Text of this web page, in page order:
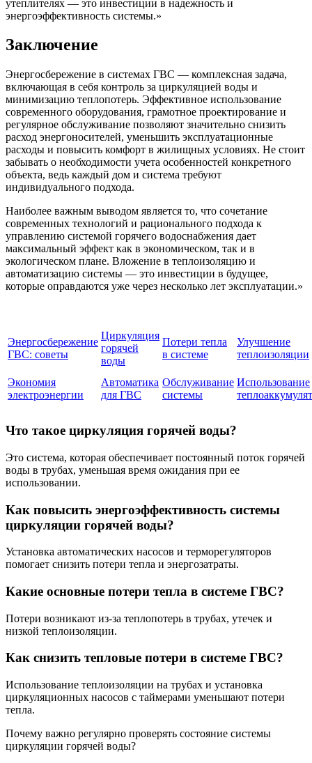
утеплителях — это инвестиции в надежность и
энергоэффективность системы.»
Заключение
Энергосбережение в системах ГВС — комплексная задача,
включающая в себя контроль за циркуляцией воды и
минимизацию теплопотерь. Эффективное использование
современного оборудования, грамотное проектирование и
регулярное обслуживание позволяют значительно снизить
расход энергоносителей, уменьшить эксплуатационные
расходы и повысить комфорт в жилищных условиях. Не стоит
забывать о необходимости учета особенностей конкретного
объекта, ведь каждый дом и система требуют
индивидуального подхода.
Наиболее важным выводом является то, что сочетание
современных технологий и рационального подхода к
управлению системой горячего водоснабжения дает
максимальный эффект как в экономическом, так и в
экологическом плане. Вложение в теплоизоляцию и
автоматизацию системы — это инвестиции в будущее,
которые оправдаются уже через несколько лет эксплуатации.»
Энергосбережение
ГВС: советы
Циркуляция
горячей
воды
Потери тепла
в системе
Улучшение
теплоизоляции
Экономия
электроэнергии
Автоматика
для ГВС
Обслуживание
системы
Использование
Что такое циркуляция горячей воды?
Это система, которая обеспечивает постоянный поток горячей
воды в трубах, уменьшая время ожидания при ее
использовании.
Как повысить энергоэффективность системы
циркуляции горячей воды?
Установка автоматических насосов и терморегуляторов
помогает снизить потери тепла и энергозатраты.
Какие основные потери тепла в системе ГВС?
Потери возникают из-за теплопотерь в трубах, утечек и
низкой теплоизоляции.
Как снизить тепловые потери в системе ГВС?
Использование теплоизоляции на трубах и установка
циркуляционных насосов с таймерами уменьшают потери
тепла.
Почему важно регулярно проверять состояние системы
циркуляции горячей воды?